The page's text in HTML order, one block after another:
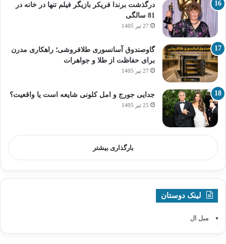
درگذشت برندا فریکر بازیگر فیلم تنها در خانه در
81 سالگی
27 تیر 1405
گاوصندوق آسانسوری طلافروشی؛ راهکاری مدرن
برای حفاظت از طلا و جواهرات
27 تیر 1405
جدایی جورج و امل کلونی شایعه است یا واقعیت؟
25 تیر 1405
بارگذاری بیشتر
لینک دوستان
مبل ال